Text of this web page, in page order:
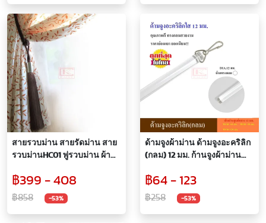
สายรวบม่าน สายรัดม่าน สาย
รวบม่านHC01 พู่รวบม่าน ผ้า
฿399 - 408
฿858 -53%
ด้ามจูงผ้าม่าน ด้ามจูงอะคริลิก
(กลม) 12 มม. ก้านจูงผ้าม่าน
฿64 - 123
฿258 -53%